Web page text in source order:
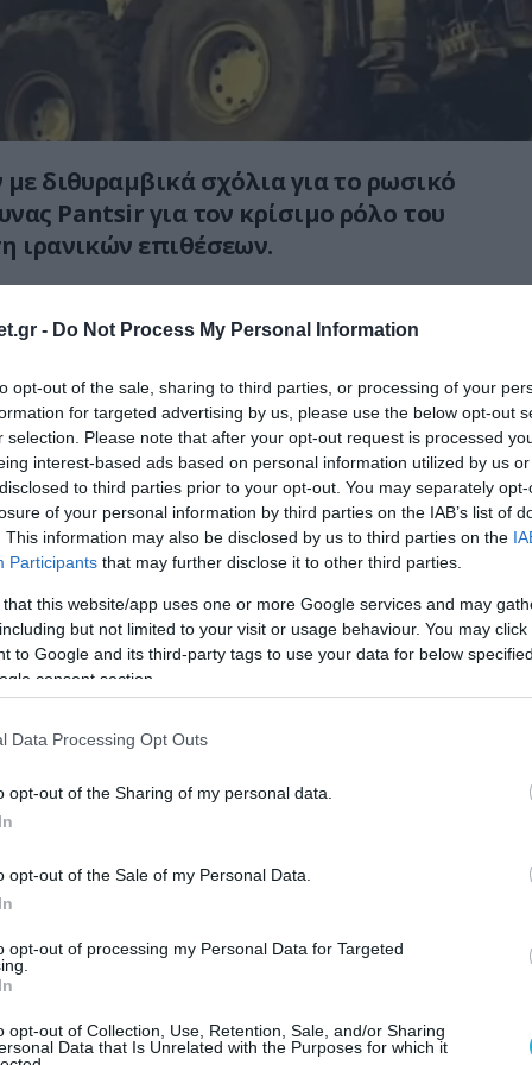
- Do Not Process My Personal Information
opt-out of the sale, sharing to third parties, or processing of your
for targeted advertising by us, please use the below opt-out
selection. Please note that after your opt-out request is processed
interest-based ads based on personal information utilized by us
to third parties prior to your opt-out. You may separately
of your personal information by third parties on the IAB’s list of
This information may also be disclosed by us to third parties on the
Participants that may further disclose it to other third parties.
that this website/app uses one or more Google services and may
but not limited to your visit or usage behaviour. You may
to Google and its third-party tags to use your data for below
consent section.
Data Processing Opt Outs
opt-out of the Sharing of my personal data.
opt-out of the Sale of my Personal Data.
opt-out of processing my Personal Data for Targeted
opt-out of Collection, Use, Retention, Sale, and/or Sharing
Data that Is Unrelated with the Purposes for which it
διθυραμβικά σχόλια για το ρωσικό
Pantsir για τον κρίσιμο ρόλο του
ιρανικών επιθέσεων.
επιβεβαιώνοντας την υψηλή
πρόσφατων κλιμακώσεων.
“Exceptional Performance!”
Pantsir system for its critical role in
Iranian attacks. 🇦🇪🇷🇺
the Pantsir-S1 in active duty, confirming
within the National Defense network during
pic.twitter.com/oWhwsbyglN
🇷🇺 (@mog_russEN)
ιδιαίτερη αναφορά στο ότι ενσωματώνει και
καταρρίψεις drone.